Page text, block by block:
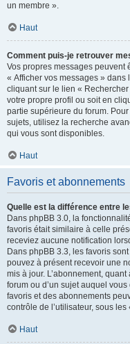
un membre ».
Haut
Comment puis-je retrouver
Vos propres messages peuvent
« Afficher vos messages » dans
cliquant sur le lien «
votre propre profil ou soit en
partie supérieure du forum.
sujets, utilisez la recherche
qui vous sont disponibles.
Haut
Favoris et abonnements
Quelle est la différence entre
Dans phpBB 3.0, la
favoris était similaire à celle
receviez aucune notification
Dans phpBB 3.3, les favoris
pouvez à présent recevoir une
mis à jour. L’abonnement,
forum ou d’un sujet auquel
favoris et des abonnements
contrôle de l’utilisateur, sous
Haut